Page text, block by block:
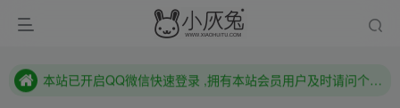
本站已开启QQ微信快速登录 ,拥有本站会员用户及时请问个人中心绑定！
本站已开启QQ微信快速登录 ,拥有本站会员用户及时请问个人中心绑定！